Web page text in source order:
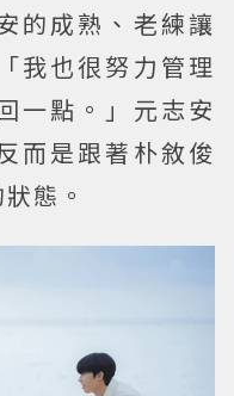
的成熟、老練讓
我也很努力管理
一點。」元志安
而是跟著朴敘俊
態。